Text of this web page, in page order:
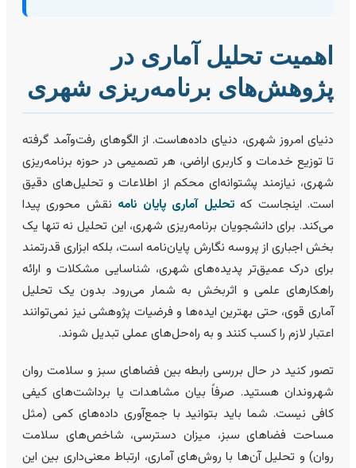
تحلیل آماری در
برنامه‌ریزی شهری
امروز شهری، دنیای داده‌هاست. از الگوهای رفت‌وآمد گرفته
توزیع خدمات و کاربری اراضی، هر تصمیمی در حوزه برنامه‌ریزی
نیازمند پشتوانه‌ای محکم از اطلاعات و تحلیل‌های دقیق
اینجاست کهتحلیل آماری پایان نامه نقش محوری پیدا
برای دانشجویان برنامه‌ریزی شهری، این تحلیل نه تنها یک
اجباری از پروسه نگارش پایان‌نامه است، بلکه ابزاری قدرتمند
درک عمیق‌تر پدیده‌های شهری، شناسایی مشکلات و ارائه
علمی و اثربخش به شمار می‌رود. بدون یک تحلیل
قوی، حتی بهترین ایده‌ها و فرضیات پژوهشی نیز نمی‌توانند
لازم را کسب کنند و به راه‌حل‌های عملی تبدیل شوند.
کنید در حال بررسی رابطه بین فضاهای سبز و سلامت روان
هستید. صرفاً بیان مشاهدات یا برداشت‌های کیفی
نیست. شما باید بتوانید با جمع‌آوری داده‌های کمی (مثل
فضاهای سبز، میزان دسترسی، شاخص‌های سلامت
و تحلیل آن‌ها با روش‌های آماری، ارتباط معنی‌داری بین این